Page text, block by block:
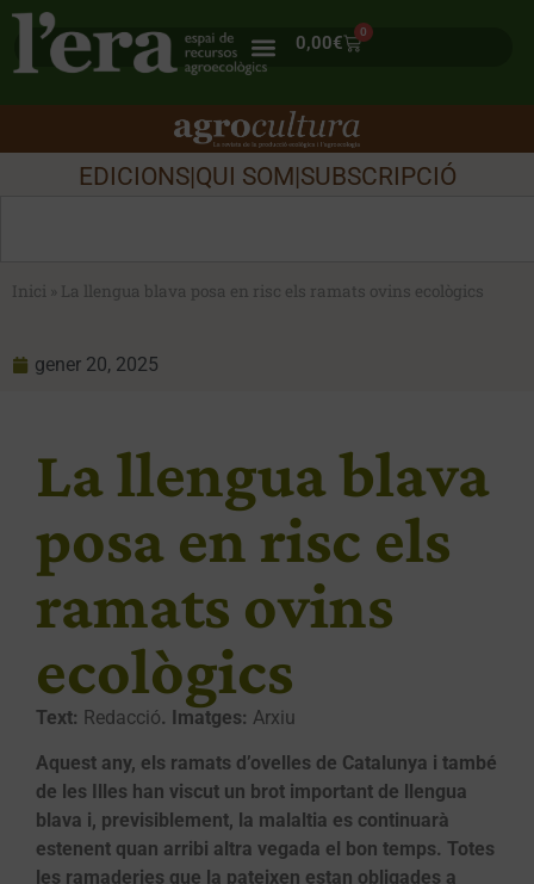
0,00€
0
EDICIONS|QUI SOM|SUBSCRIPCIÓ
Inici » La llengua blava posa en risc els ramats ovins ecològics
gener 20, 2025
La llengua blava
posa en risc els
ramats ovins
ecològics
Text: Redacció. Imatges: Arxiu
Aquest any, els ramats d’ovelles de Catalunya i també
de les Illes han viscut un brot important de llengua
blava i, previsiblement, la malaltia es continuarà
estenent quan arribi altra vegada el bon temps. Totes
les ramaderies que la pateixen estan obligades a